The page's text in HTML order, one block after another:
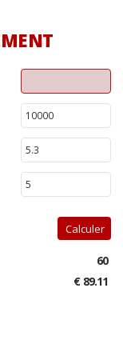
Calculer
60
€ 89.11